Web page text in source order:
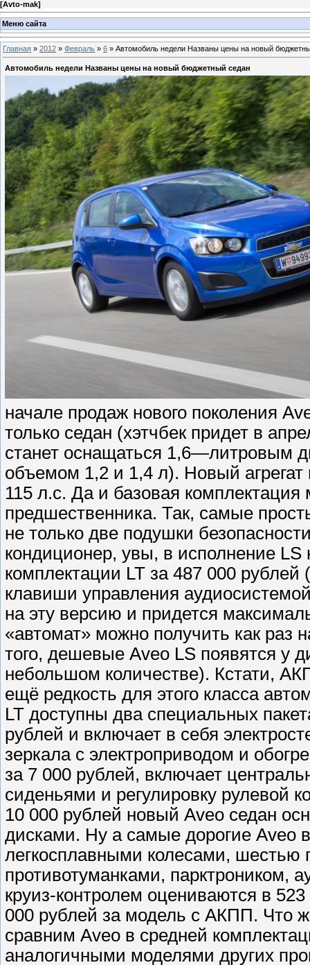
[Avto-mak]
Меню сайта
Главная » 2012 » Февраль » 6 » Автомобиль недели Названы цены на новый
Автомобиль недели Названы цены на новый бюджетный седан
начале продаж нового поколения
только седан (хэтчбек придет в
станет оснащаться 1,6—литровым
объемом 1,2 и 1,4 л). Новый
115 л.с. Да и базовая комплектация
предшественника. Так, самые
не только две подушки
кондиционер, увы, в исполнение LS
комплектации LT за 487 000
клавиши управления
на эту версию и придется
«автомат» можно получить как раз
того, дешевые Aveo LS появятся у
небольшом количестве). Кстати,
ещё редкость для этого класса
LT доступны два специальных
рублей и включает в себя
зеркала с электроприводом и
за 7 000 рублей, включает
сиденьями и регулировку рулевой
10 000 рублей новый Aveo седан
дисками. Ну а самые дорогие Aveo
легкосплавными колесами, шестью
противотуманками, парктроником,
круиз-контролем оцениваются в
000 рублей за модель с АКПП. Что
сравним Aveo в средней
аналогичными моделями других